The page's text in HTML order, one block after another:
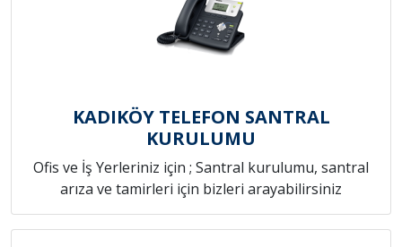
KADIKÖY TELEFON SANTRAL
KURULUMU
Ofis ve İş Yerleriniz için ; Santral kurulumu, santral
arıza ve tamirleri için bizleri arayabilirsiniz